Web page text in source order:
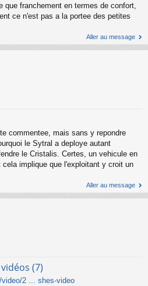
que franchement en termes de confort,
ce n'est pas a la portee des petites
Aller au message
commentee, mais sans y repondre
le Sytral a deploye autant
le Cristalis. Certes, un vehicule en
implique que l'exploitant y croit un
Aller au message
(7)
video/2 ... shes-video